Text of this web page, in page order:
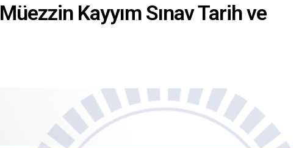
Kayyım Sınav Tarih ve